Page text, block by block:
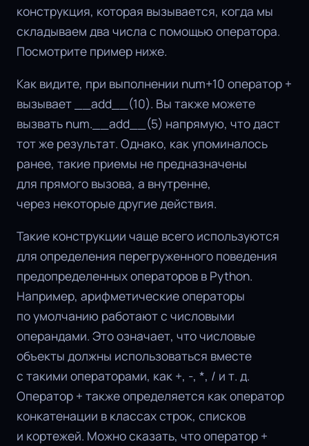
конструкция, которая вызывается, когда мы
складываем два числа с помощью оператора.
Посмотрите пример ниже.
Как видите, при выполнении num+10 оператор +
вызывает __add__(10). Вы также можете
вызвать num.__add__(5) напрямую, что даст
тот же результат. Однако, как упоминалось
ранее, такие приемы не предназначены
для прямого вызова, а внутренне,
через некоторые другие действия.
Такие конструкции чаще всего используются
для определения перегруженного поведения
предопределенных операторов в Python.
Например, арифметические операторы
по умолчанию работают с числовыми
операндами. Это означает, что числовые
объекты должны использоваться вместе
с такими операторами, как +, -, *, / и т. д.
Оператор + также определяется как оператор
конкатенации в классах строк, списков
и кортежей. Можно сказать, что оператор +